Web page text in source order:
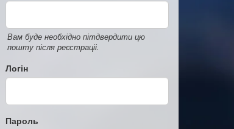
Вам буде необхідно пітдвердити цю
пошту після реєстраціі.
Логін
Пароль